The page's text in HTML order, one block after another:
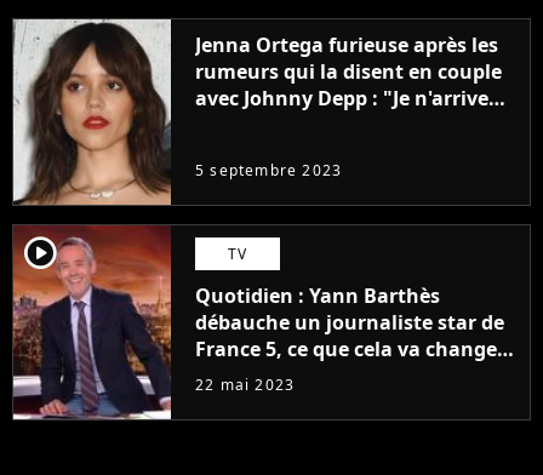
Jenna Ortega furieuse après les
rumeurs qui la disent en couple
avec Johnny Depp : "Je n'arrive
5 septembre 2023
player2 TV
Quotidien : Yann Barthès
débauche un journaliste star de
France 5, ce que cela va changer
à la rentrée
22 mai 2023